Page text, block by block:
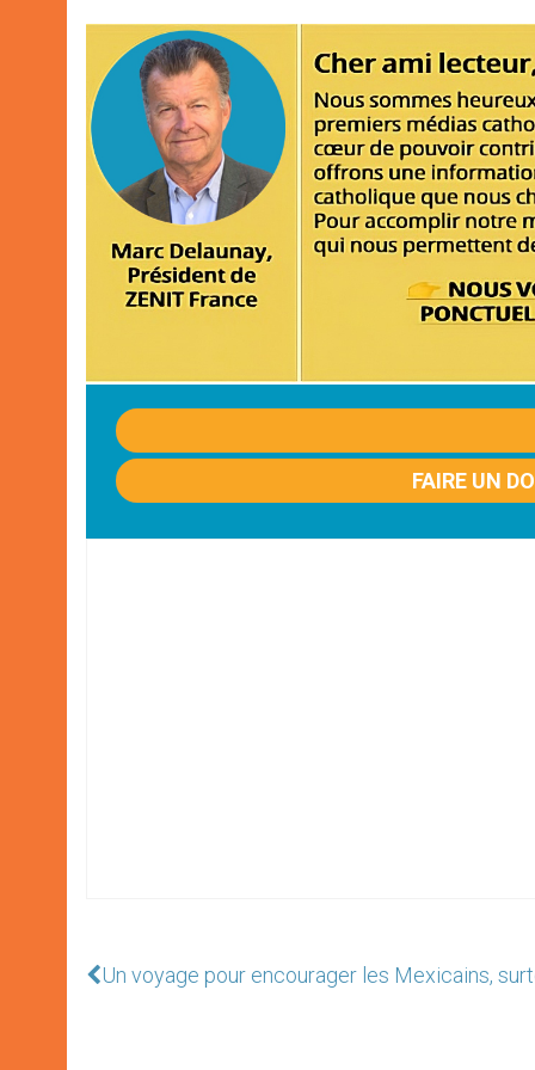
FAIRE UN
Un voyage pour encourager les Mexicains,